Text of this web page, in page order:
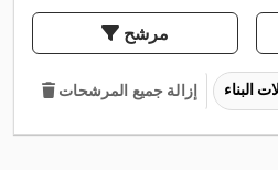
مرشح
إزالة جميع المرشحات